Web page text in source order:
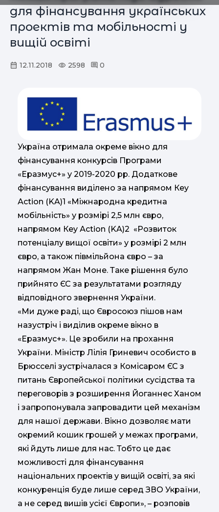
для фінансування українських
проектів та мобільності у
вищій освіті
12.11.2018 2598 0
Україна отримала окреме вікно для
фінансування конкурсів Програми
«Еразмус+» у 2019-2020 рр. Додаткове
фінансування виділено за напрямом Кey
Аction (KA)1 «Міжнародна кредитна
мобільність» у розмірі 2,5 млн євро,
напрямом Кey Аction (KA)2 «Розвиток
потенціалу вищої освіти» у розмірі 2 млн
євро, а також півмільйона євро – за
напрямом Жан Моне. Таке рішення було
прийнято ЄС за результатами розгляду
відповідного звернення України.
«Ми дуже раді, що Євросоюз пішов нам
назустріч і виділив окреме вікно в
«Еразмус+». Це зробили на прохання
України. Міністр Лілія Гриневич особисто в
Брюсселі зустрічалася з Комісаром ЄС з
питань Європейської політики сусідства та
переговорів з розширення Йоганнес Ханом
і запропонувала запровадити цей механізм
для нашої держави. Вікно дозволяє мати
окремий кошик грошей у межах програми,
які йдуть лише для нас. Тобто це дає
можливості для фінансування
національних проектів у вищій освіті, за які
конкуренція буде лише серед ЗВО України,
а не серед вишів усієї Європи», – розповів